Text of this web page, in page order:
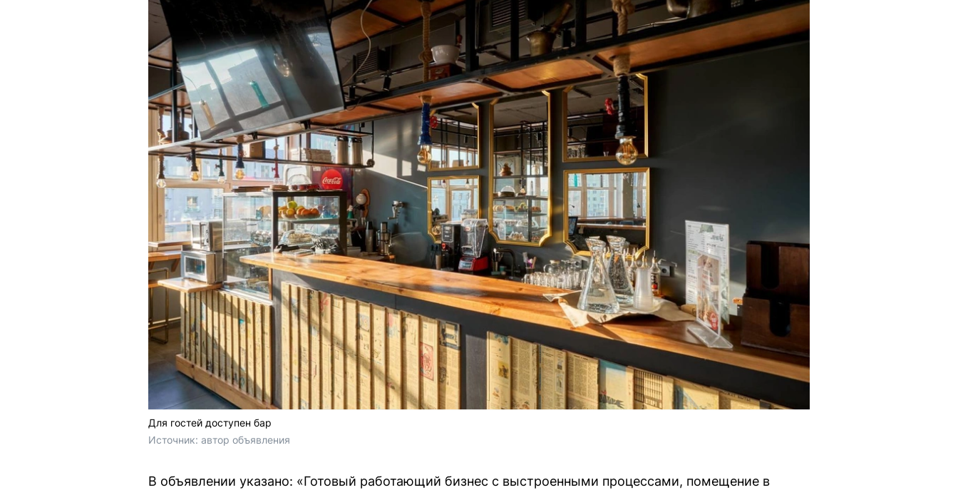
Для гостей доступен бар
Источник: автор объявления
В объявлении указано: «Готовый работающий бизнес с выстроенными процессами, помещение в